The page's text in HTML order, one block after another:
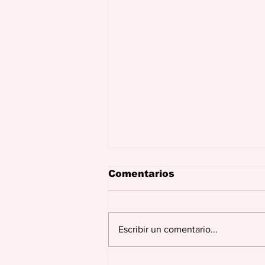
Comentarios
Escribir un comentario...